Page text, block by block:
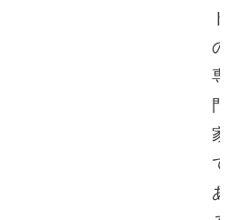
ト
の
専
門
家
で
あ